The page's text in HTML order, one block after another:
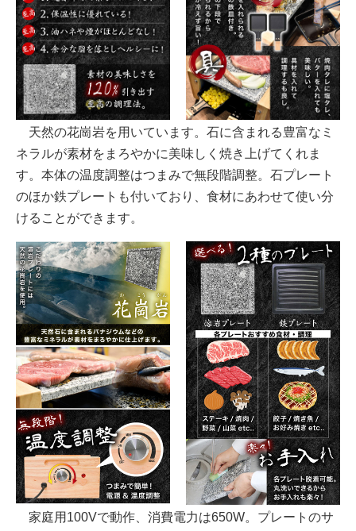
天然の花崗岩を用いています。石に含まれる豊富なミ
ネラルが素材をまろやかに美味しく焼き上げてくれま
す。本体の温度調整はつまみで無段階調整。石プレート
のほか鉄プレートも付いており、食材にあわせて使い分
けることができます。
家庭用100Vで動作、消費電力は650W。プレートのサ